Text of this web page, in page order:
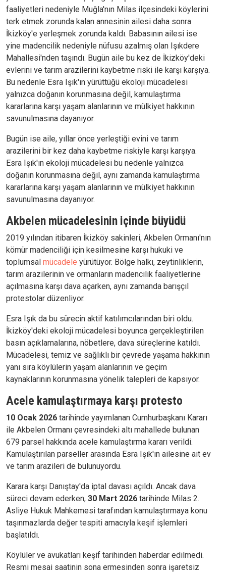
faaliyetleri nedeniyle Muğla'nın Milas ilçesindeki köylerini
terk etmek zorunda kalan annesinin ailesi daha sonra
İkizköy'e yerleşmek zorunda kaldı. Babasının ailesi ise
yine madencilik nedeniyle nüfusu azalmış olan Işıkdere
Mahallesi'nden taşındı. Bugün aile bu kez de İkizköy'deki
evlerini ve tarım arazilerini kaybetme riski ile karşı karşıya.
Bu nedenle Esra Işık'ın yürüttüğü ekoloji mücadelesi
yalnızca doğanın korunmasına değil, kamulaştırma
kararlarına karşı yaşam alanlarının ve mülkiyet hakkının
savunulmasına dayanıyor.
Bugün ise aile, yıllar önce yerleştiği evini ve tarım
arazilerini bir kez daha kaybetme riskiyle karşı karşıya.
Esra Işık'ın ekoloji mücadelesi bu nedenle yalnızca
doğanın korunmasına değil, aynı zamanda kamulaştırma
kararlarına karşı yaşam alanlarının ve mülkiyet hakkının
savunulmasına dayanıyor.
Akbelen mücadelesinin içinde büyüdü
2019 yılından itibaren İkizköy sakinleri, Akbelen Ormanı'nın
kömür madenciliği için kesilmesine karşı hukuki ve
toplumsal mücadele yürütüyor. Bölge halkı, zeytinliklerin,
tarım arazilerinin ve ormanların madencilik faaliyetlerine
açılmasına karşı dava açarken, aynı zamanda barışçıl
protestolar düzenliyor.
Esra Işık da bu sürecin aktif katılımcılarından biri oldu.
İkizköy'deki ekoloji mücadelesi boyunca gerçekleştirilen
basın açıklamalarına, nöbetlere, dava süreçlerine katıldı.
Mücadelesi, temiz ve sağlıklı bir çevrede yaşama hakkının
yanı sıra köylülerin yaşam alanlarının ve geçim
kaynaklarının korunmasına yönelik talepleri de kapsıyor.
Acele kamulaştırmaya karşı protesto
10 Ocak 2026 tarihinde yayımlanan Cumhurbaşkanı Kararı
ile Akbelen Ormanı çevresindeki altı mahallede bulunan
679 parsel hakkında acele kamulaştırma kararı verildi.
Kamulaştırılan parseller arasında Esra Işık'ın ailesine ait ev
ve tarım arazileri de bulunuyordu.
Karara karşı Danıştay'da iptal davası açıldı. Ancak dava
süreci devam ederken, 30 Mart 2026 tarihinde Milas 2.
Asliye Hukuk Mahkemesi tarafından kamulaştırmaya konu
taşınmazlarda değer tespiti amacıyla keşif işlemleri
başlatıldı.
Köylüler ve avukatları keşif tarihinden haberdar edilmedi.
Resmi mesai saatinin sona ermesinden sonra işaretsiz